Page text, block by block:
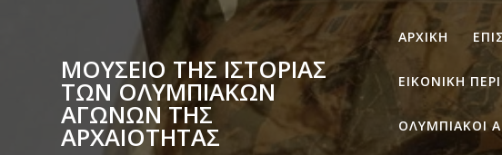
ΜΟΥΣΕΙΟ ΤΗΣ ΙΣΤΟΡΙΑΣ
ΤΩΝ ΟΛΥΜΠΙΑΚΩΝ
ΑΓΩΝΩΝ ΤΗΣ
ΑΡΧΑΙΟΤΗΤΑΣ
ΑΡΧΙΚΉ
ΕΙΚΟΝΙΚΉ
ΟΛΥΜΠΙΑΚΟΊ